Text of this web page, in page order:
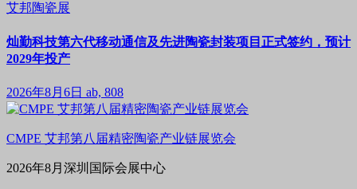
艾邦陶瓷展
灿勤科技第六代移动通信及先进陶瓷封装项目正式签约，预计
2029年投产
2026年8月6日 ab, 808
CMPE 艾邦第八届精密陶瓷产业链展览会
2026年8月深圳国际会展中心